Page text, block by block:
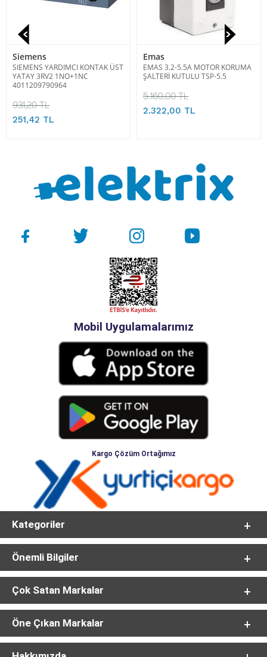
Siemens
SIEMENS YARDIMCI KONTAK ÜST
YATAY 3RV2 1NO+1NC
4011209790964
931,20 TL
251,42 TL
Emas
EMAS 3.2-5.5A MOTOR KORUMA
ŞALTERİ KUTULU TSP-5.5
5.160,00 TL
2.322,00 TL
Mobil Uygulamalarımız
Kargo Çözüm Ortağımız
Kategoriler
Önemli Bilgiler
Çok Satan Markalar
Öne Çıkan Markalar